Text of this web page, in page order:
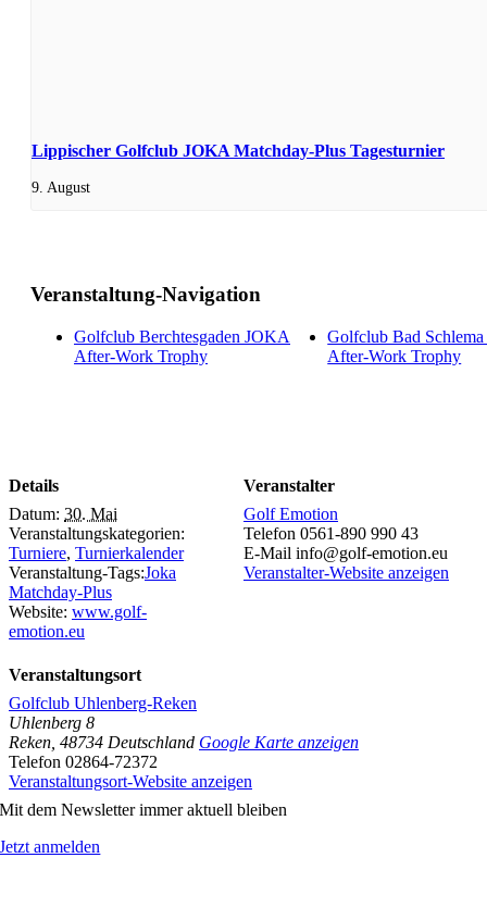
Lippischer Golfclub JOKA Matchday-Plus Tagesturnier
9. August
Veranstaltung-Navigation
Golfclub Berchtesgaden JOKA
After-Work Trophy
Golfclub Bad
After-Work Trophy
Details
Datum: 30. Mai
Veranstaltungskategorien:
Turniere, Turnierkalender
Veranstaltung-Tags:Joka
Matchday-Plus
Website: www.golf-
emotion.eu
Veranstaltungsort
Golfclub Uhlenberg-Reken
Uhlenberg 8
Reken 48734 Deutschland Google Karte anzeigen
Telefon 02864-72372
Veranstaltungsort-Website anzeigen
Veranstalter
Golf Emotion
Telefon 0561-890 990 43
E-Mail info@golf-emotion.eu
Veranstalter-Website anzeigen
Mit dem Newsletter immer aktuell bleiben
Jetzt anmelden